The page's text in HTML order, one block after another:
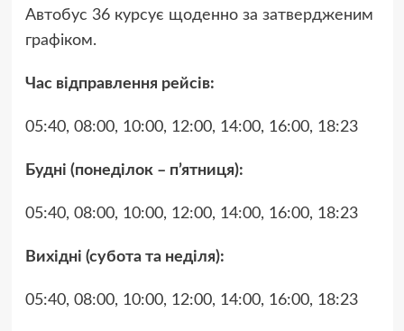
Автобус 36 курсує щоденно за затвердженим
графіком.
Час відправлення рейсів:
05:40, 08:00, 10:00, 12:00, 14:00, 16:00, 18:23
Будні (понеділок – п’ятниця):
05:40, 08:00, 10:00, 12:00, 14:00, 16:00, 18:23
Вихідні (субота та неділя):
05:40, 08:00, 10:00, 12:00, 14:00, 16:00, 18:23